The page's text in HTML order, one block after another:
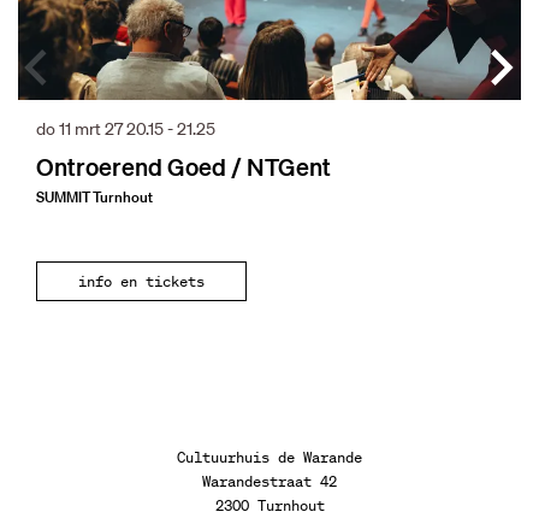
Ontroerend Goed / NTGent
SUMMIT Turnhout
do 11 mrt 2720.15 - 21.25
info en tickets
Cultuurhuis de Warande
Warandestraat 42
2300 Turnhout